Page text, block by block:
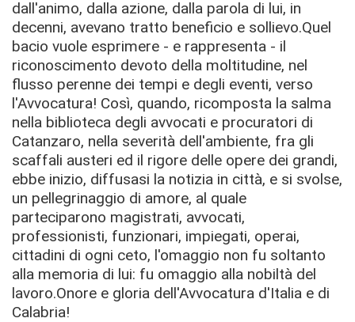
dall'animo, dalla azione, dalla parola di lui, in
decenni, avevano tratto beneﬁcio e sollievo.Quel
bacio vuole esprimere - e rappresenta - il
riconoscimento devoto della moltitudine, nel
flusso perenne dei tempi e degli eventi, verso
l'Avvocatura! Così, quando, ricomposta la salma
nella biblioteca degli avvocati e procuratori di
Catanzaro, nella severità dell'ambiente, fra gli
scaffali austeri ed il rigore delle opere dei grandi,
ebbe inizio, diffusasi la notizia in città, e si svolse,
un pellegrinaggio di amore, al quale
parteciparono magistrati, avvocati,
professionisti, funzionari, impiegati, operai,
cittadini di ogni ceto, l'omaggio non fu soltanto
alla memoria di lui: fu omaggio alla nobiltà del
lavoro.Onore e gloria dell'Avvocatura d'Italia e di
Calabria!